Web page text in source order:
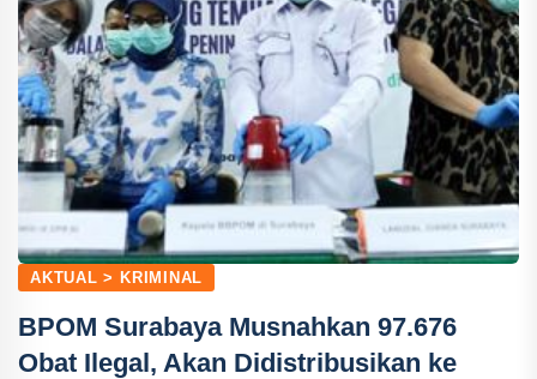
AKTUAL > KRIMINAL
BPOM Surabaya Musnahkan 97.676
Obat Ilegal, Akan Didistribusikan ke